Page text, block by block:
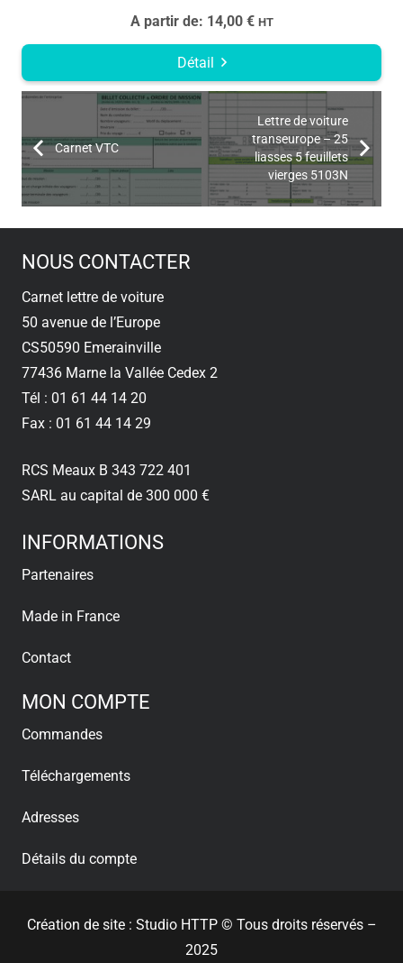
A partir de: 14,00 € HT
Détail
Carnet VTC
Lettre de voiture
transeurope – 25
liasses 5 feuillets
vierges 5103N
NOUS CONTACTER
Carnet lettre de voiture
50 avenue de l’Europe
CS50590 Emerainville
77436 Marne la Vallée Cedex 2
Tél : 01 61 44 14 20
Fax : 01 61 44 14 29
RCS Meaux B 343 722 401
SARL au capital de 300 000 €
INFORMATIONS
Partenaires
Made in France
Contact
MON COMPTE
Commandes
Téléchargements
Adresses
Détails du compte
Création de site : Studio HTTP© Tous droits réservés –
2025